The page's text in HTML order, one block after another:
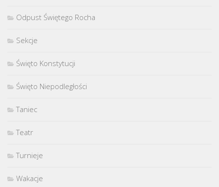
Odpust Świętego Rocha
Sekcje
Święto Konstytucji
Święto Niepodległości
Taniec
Teatr
Turnieje
Wakacje